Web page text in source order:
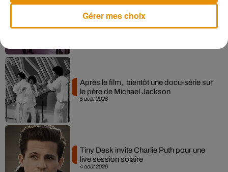
La version réécrite de « Beautiful Day »
5 août 2026
Après le film, bientôt une docu-série sur
le père de Michael Jackson
4 août 2026
Tiny Desk invite Charlie Puth pour une
live session solaire
Gérer mes choix